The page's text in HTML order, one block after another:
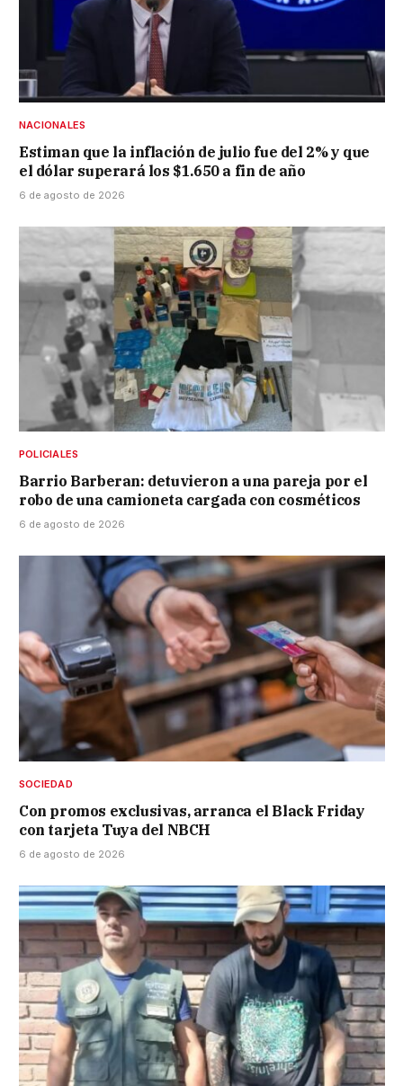
NACIONALES
Estiman que la inflación de julio fue del 2% y que
el dólar superará los $1.650 a fin de año
6 de agosto de 2026
POLICIALES
Barrio Barberan: detuvieron a una pareja por el
robo de una camioneta cargada con cosméticos
6 de agosto de 2026
SOCIEDAD
Con promos exclusivas, arranca el Black Friday
con tarjeta Tuya del NBCH
6 de agosto de 2026